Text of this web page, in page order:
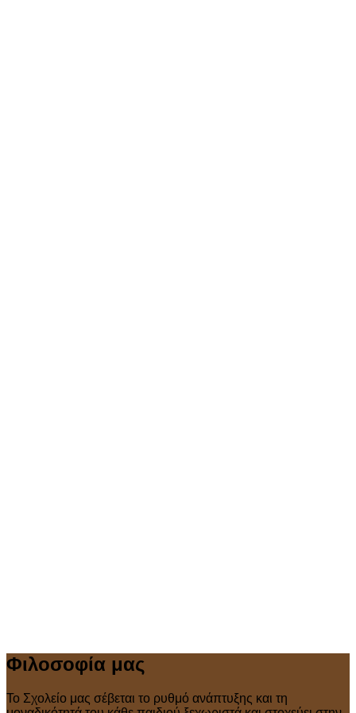
Φιλοσοφία μας
Το Σχολείο μας σέβεται το ρυθμό ανάπτυξης και τη